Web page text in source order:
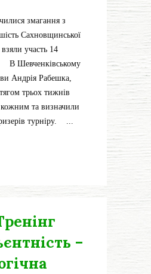
змагання з
Сахновщинської
участь 14
Шевченківському
Андрія Рабешка,
трьох тижнів
кожним та визначили
турніру. ...
–